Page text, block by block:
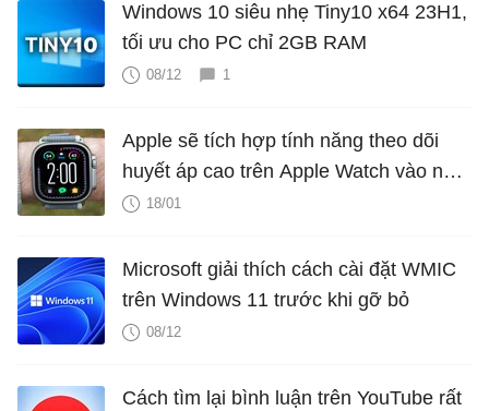
Windows 10 siêu nhẹ Tiny10 x64 23H1,
tối ưu cho PC chỉ 2GB RAM
08/12 1
Apple sẽ tích hợp tính năng theo dõi
huyết áp cao trên Apple Watch vào năm
2025?
18/01
Microsoft giải thích cách cài đặt WMIC
trên Windows 11 trước khi gỡ bỏ
08/12
Cách tìm lại bình luận trên YouTube rất